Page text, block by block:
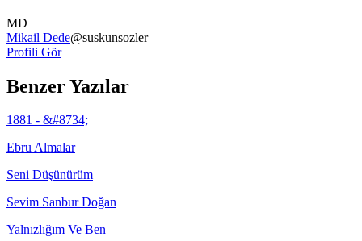
MD
Mikail Dede@suskunsozler
Profili Gör
Benzer Yazılar
1881 - &#8734;
Ebru Almalar
Seni Düşünürüm
Sevim Sanbur Doğan
Yalnızlığım Ve Ben